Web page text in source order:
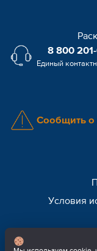
Условия
8 800 201-
Единый
Сообщить